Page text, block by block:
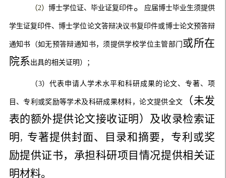
（2） 博士学位证、毕业证复印件。 应届博士毕业生须提供
学生证复印件、博士学位论文答辩决议书复印件或博士论文预答辩
通知书（如无预答辩通知书，须提供学校学位主管部门 或所在
院系出具的相关证明）；
（3）代表申请人学术水平和科研成果的论文、专著、项
目、专利或奖励等学术及科研成果材料，论文提供全文
（未发
表的额外提供论文接收证明）及收录检索证
明 ， 专著提供封面、目录和摘要，专利或奖
励提供证书，承担科研项目情况提供相关证
明材料。